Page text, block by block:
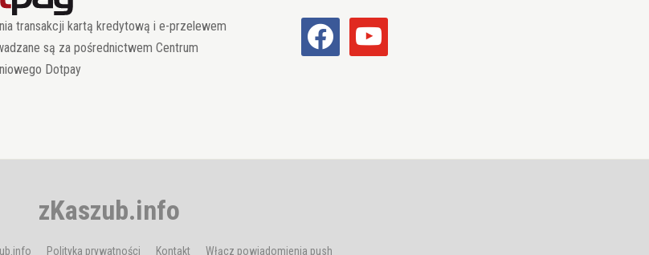
transakcji kartą kredytową i e-przelewem
są za pośrednictwem Centrum
Dotpay
facebook youtube
zKaszub.info
Polityka prywatności Kontakt Włącz powiadomienia push